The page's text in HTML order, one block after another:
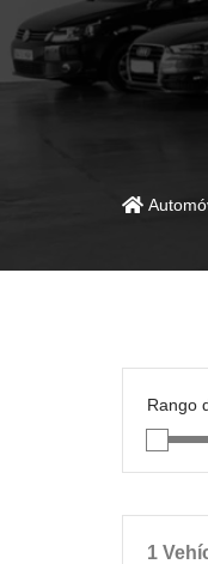
Rango
1